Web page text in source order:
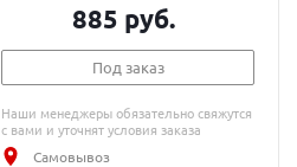
885 руб.
Под заказ
Наши менеджеры обязательно свяжутся
с вами и уточнят условия заказа
Самовывоз